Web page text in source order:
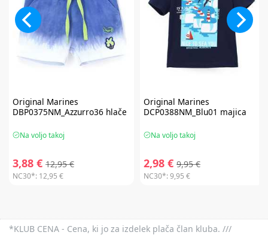
Original Marines
DBP0375NM_Azzurro36 hlače
Na voljo takoj
3,88 € 12,95 €
NC30*: 12,95 €
Original Marines
DCP0388NM_Blu01 majica
Na voljo takoj
2,98 € 9,95 €
NC30*:9,95 €
*KLUB CENA - Cena, ki jo za izdelek plača član kluba. ///